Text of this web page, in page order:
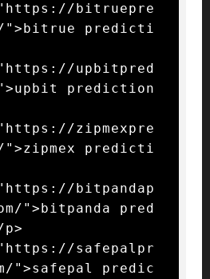
bitruepre
">bitrue predicti
upbitpred
prediction
zipmexpre
">zipmex predicti
bitpandap
">bitpanda pred
safepalpr
">safepal predic